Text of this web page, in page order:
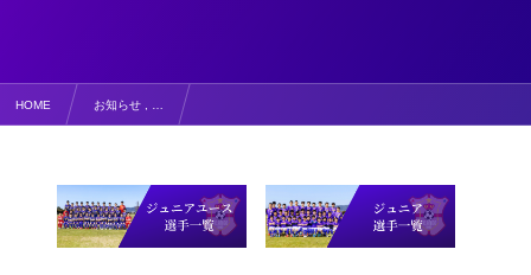
HOME お知らせ , …